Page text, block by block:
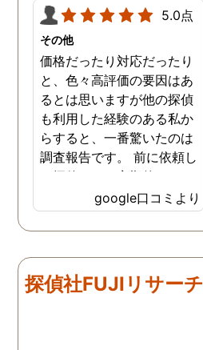
5.0点
その他
価格だったり対応だったり
と、色々高評価の要因はあ
るとは思いますが他の探偵
も利用した経験のある私か
らすると、一番驚いたのは
調査報告です。 前に依頼し
た探偵では、定期的にまと
めて報告がくる為なかなか
実際の現状を把握するのが
難しかったですが、ここは
来ていました。 担当の人も
丁寧で報告内容もわかりや
google口コミより
探偵社FUJIリサーチ